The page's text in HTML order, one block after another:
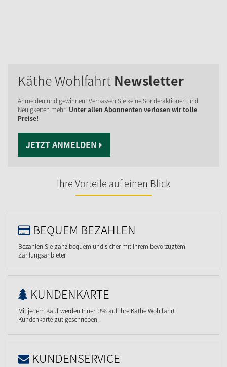
Käthe Wohlfahrt Newsletter
Anmelden und gewinnen! Verpassen Sie keine Sonderaktionen und
Neuigkeiten mehr! Unter allen Abonnenten verlosen wir tolle
Preise!
JETZT ANMELDEN
Ihre Vorteile auf einen Blick
BEQUEM BEZAHLEN
Bezahlen Sie ganz bequem und sicher mit Ihrem bevorzugtem
Zahlungsanbieter
KUNDENKARTE
Mit jedem Kauf werden Ihnen 3% auf Ihre Käthe Wohlfahrt
Kundenkarte gut geschrieben.
KUNDENSERVICE